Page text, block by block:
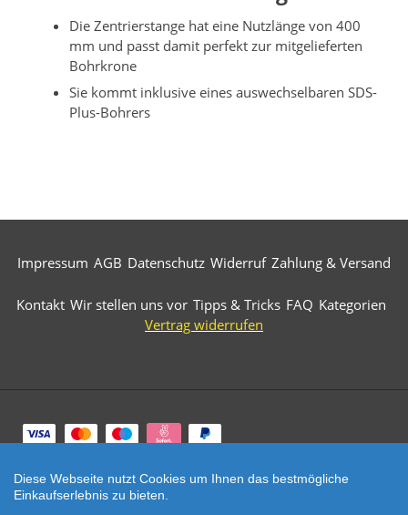
Die Zentrierstange hat eine Nutzlänge von 400
mm und passt damit perfekt zur mitgelieferten
Bohrkrone
Sie kommt inklusive eines auswechselbaren SDS-
Plus-Bohrers
Impressum AGB Datenschutz Widerruf Zahlung & Versand
Kontakt Wir stellen uns vor Tipps & Tricks FAQ Kategorien
Vertrag widerrufen
Zahlungsarten
© 2026 Märkische Diamantwerkzeuge. All Rights
Reserved.
Diese Webseite nutzt Cookies um Ihnen das bestmögliche
Einkaufserlebnis zu bieten.